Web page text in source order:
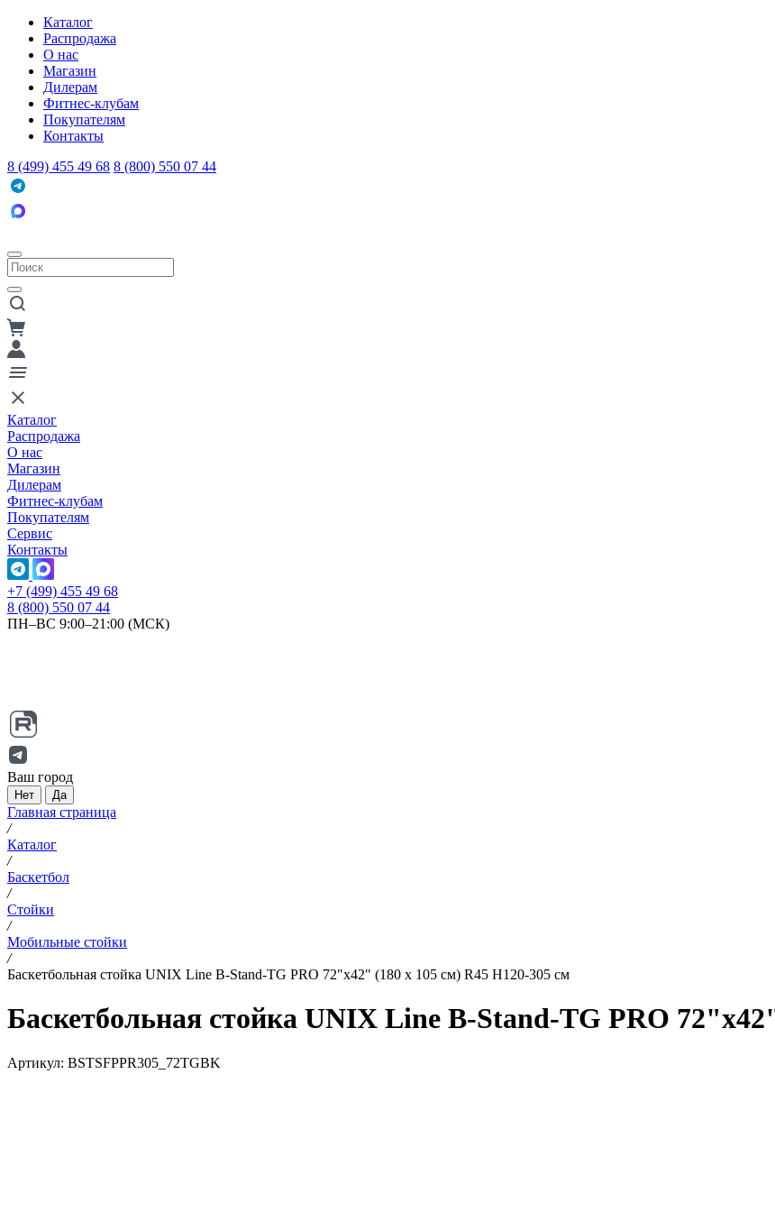
Каталог
Распродажа
О нас
Магазин
Дилерам
Фитнес-клубам
Покупателям
Контакты
8 (499) 455 49 68 8 (800) 550 07 44
Каталог
Распродажа
О нас
Магазин
Дилерам
Фитнес-клубам
Покупателям
Сервис
Контакты
+7 (499) 455 49 68
8 (800) 550 07 44
ПН–ВС 9:00–21:00 (МСК)
Ваш город
Нет Да
Главная страница
/
Каталог
/
Баскетбол
/
Стойки
/
Мобильные стойки
/
Баскетбольная стойка UNIX Line B-Stand-TG PRO 72"x42" (180 х 105 см) R45 H120-305 см
Баскетбольная стойка UNIX Line B-Stand-TG PRO
Артикул: BSTSFPPR305_72TGBK